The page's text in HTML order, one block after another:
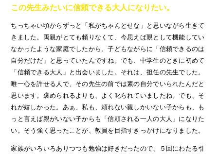
この先生みたいに信頼できる大人になりたい。
ちっちゃい頃からずっと「私がちゃんとせな」と思いながら生きて
きました。両親がとても頼りなくて、今思えば親として機能してい
なかったような家庭でしたから、子どもながらに「信頼できるのは
自分だけだ」と思っていたんですね。でも、中学生のときに初めて
「信頼できる大人」と出会いました。それは、担任の先生でした。
唯一心を許せる人で、その先生の前では素の自分でいられたんだと
思います。褒められるよりも、よく叱られていましたね。でも、そ
れが嬉しかった。あぁ、私も、頼れない親しかいない子からも、も
っと言えば親がいない子からも「信頼される一人の大人」になりた
い。そう強く思ったことが、教員を目指すきっかけになりました。
家族がいろいろありつつも勉強は好きだったので、５回にわたる引